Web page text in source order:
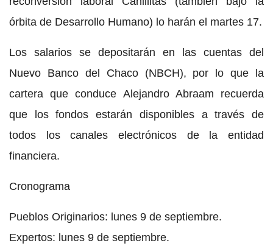
órbita de Desarrollo Humano) lo harán el martes 17.
Los salarios se depositarán en las cuentas del
Nuevo Banco del Chaco (NBCH), por lo que la
cartera que conduce Alejandro Abraam recuerda
que los fondos estarán disponibles a través de
todos los canales electrónicos de la entidad
financiera.
Cronograma
Pueblos Originarios: lunes 9 de septiembre.
Expertos: lunes 9 de septiembre.